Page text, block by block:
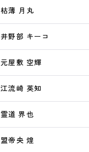
枯薄 月丸
井野部 キーコ
元屋敷 空輝
江流崎 英知
霊道 界也
盟帝央 煌